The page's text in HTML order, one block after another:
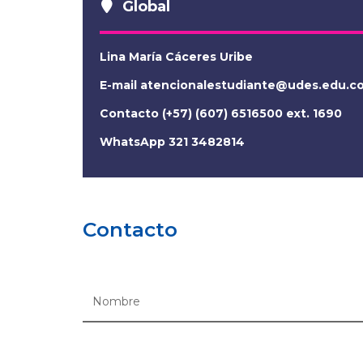
Global
Lina María Cáceres Uribe
E-mail
Contacto (+57) (607) 6516500 ext. 1690
WhatsApp 321 3482814
Contacto